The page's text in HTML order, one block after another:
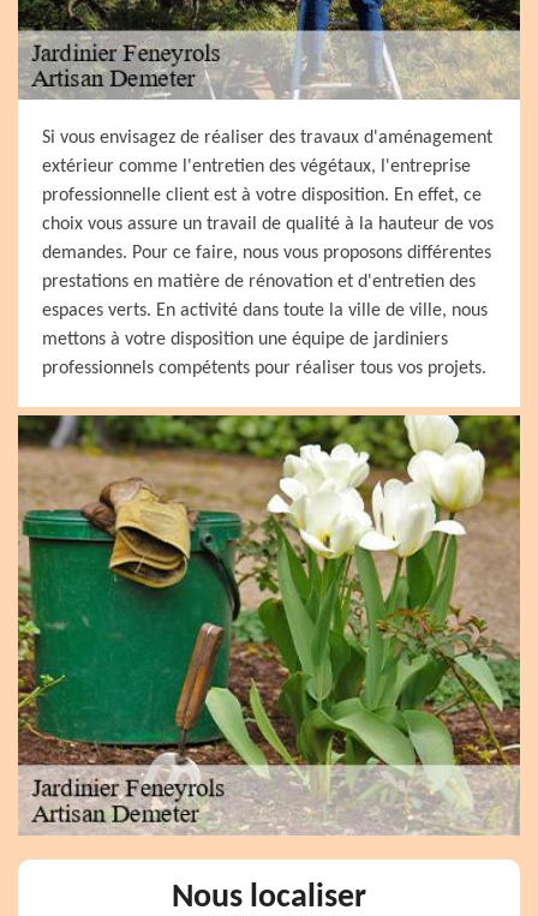
Si vous envisagez de réaliser des travaux d'aménagement
extérieur comme l'entretien des végétaux, l'entreprise
professionnelle client est à votre disposition. En effet, ce
choix vous assure un travail de qualité à la hauteur de vos
demandes. Pour ce faire, nous vous proposons différentes
prestations en matière de rénovation et d'entretien des
espaces verts. En activité dans toute la ville de ville, nous
mettons à votre disposition une équipe de jardiniers
professionnels compétents pour réaliser tous vos projets.
Nous localiser